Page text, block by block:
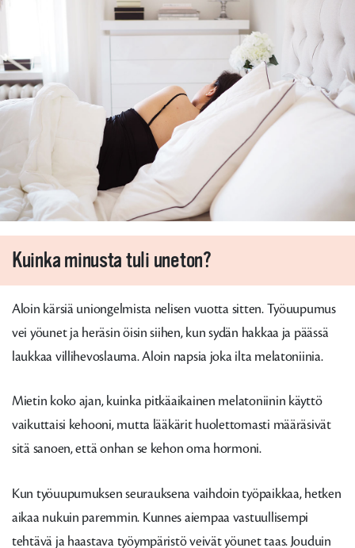
Kuinka minusta tuli uneton?
Aloin kärsiä uniongelmista nelisen vuotta sitten. Työuupumus
vei yöunet ja heräsin öisin siihen, kun sydän hakkaa ja päässä
laukkaa villihevoslauma. Aloin napsia joka ilta melatoniinia.
Mietin koko ajan, kuinka pitkäaikainen melatoniinin käyttö
vaikuttaisi kehooni, mutta lääkärit huolettomasti määräsivät
sitä sanoen, että onhan se kehon oma hormoni.
Kun työuupumuksen seurauksena vaihdoin työpaikkaa, hetken
aikaa nukuin paremmin. Kunnes aiempaa vastuullisempi
tehtävä ja haastava työympäristö veivät yöunet taas. Jouduin